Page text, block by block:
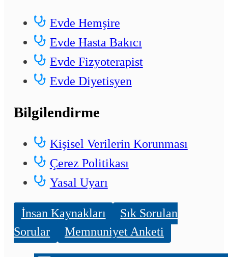
Evde Hemşire
Evde Hasta Bakıcı
Evde Fizyoterapist
Evde Diyetisyen
Bilgilendirme
Kişisel Verilerin Korunması
Çerez Politikası
Yasal Uyarı
İnsan Kaynakları
Sık Sorulan
Sorular
Memnuniyet Anketi